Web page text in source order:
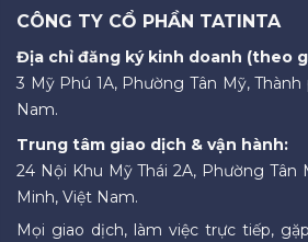
CÔNG TY CỔ PHẦN TATINTA
Địa chỉ đăng ký kinh doanh (theo
3 Mỹ Phú 1A, Phường Tân Mỹ,
Nam.
Trung tâm giao dịch & vận hành:
24 Nội Khu Mỹ Thái 2A, Phường Tân
Minh, Việt Nam.
Mọi giao dịch, làm việc trực tiếp,